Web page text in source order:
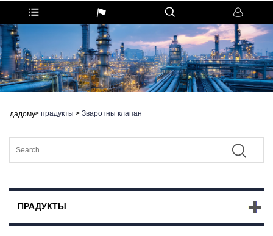
дадому> прадукты > Зваротны клапан
ПРАДУКТЫ